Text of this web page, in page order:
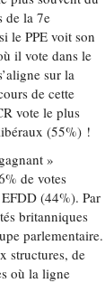
de la 7e
le PPE voit son
il vote dans le
sur la
de cette
vote le plus
(55%) !
»
de votes
(44%). Par
britanniques
parlementaire.
structures, de
où la ligne